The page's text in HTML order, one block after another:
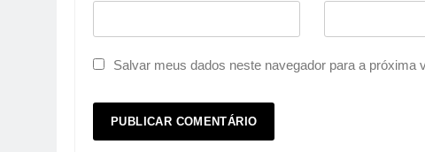
Salvar meus dados neste navegador para a próxima